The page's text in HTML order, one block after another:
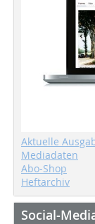
Aktuelle
Mediadaten
Abo-Shop
Heftarchiv
Social-